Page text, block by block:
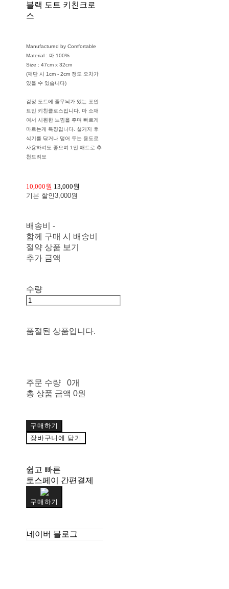
블랙 도트 키친크로
스
Manufactured by Comfortable
Material : 마 100%
Size : 47cm x 32cm
(재단 시 1cm - 2cm 정도 오차가
있을 수 있습니다)
검정 도트에 줄무늬가 있는 포인
트인 키친클로스입니다. 마 소재
여서 시원한 느낌을 주며 빠르게
마르는게 특징입니다. 설거지 후
식기를 닦거나 덮어 두는 용도로
사용하셔도 좋으며 1인 매트로 추
천드려요
10,000원 13,000원
기본 할인3,000원
배송비-
함께 구매 시 배송비
절약 상품 보기
추가 금액
수량
품절된 상품입니다.
주문 수량
0개
총 상품 금액 0원
구매하기
장바구니에 담기
쉽고 빠른
토스페이 간편결제
구매하기
네이버 블로그